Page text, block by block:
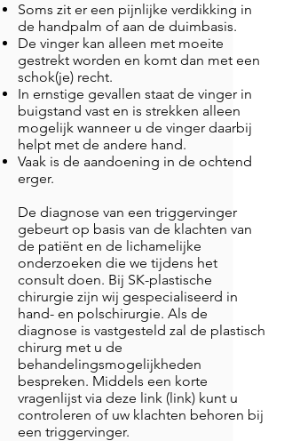
Soms zit er een pijnlijke verdikking in
de handpalm of aan de duimbasis.
De vinger kan alleen met moeite
gestrekt worden en komt dan met een
schok(je) recht.
In ernstige gevallen staat de vinger in
buigstand vast en is strekken alleen
mogelijk wanneer u de vinger daarbij
helpt met de andere hand.
Vaak is de aandoening in de ochtend
erger.
De diagnose van een triggervinger
gebeurt op basis van de klachten van
de patiënt en de lichamelijke
onderzoeken die we tijdens het
consult doen. Bij SK-plastische
chirurgie zijn wij gespecialiseerd in
hand- en polschirurgie. Als de
diagnose is vastgesteld zal de plastisch
chirurg met u de
behandelingsmogelijkheden
bespreken. Middels een korte
vragenlijst via deze link (link) kunt u
controleren of uw klachten behoren bij
een triggervinger.